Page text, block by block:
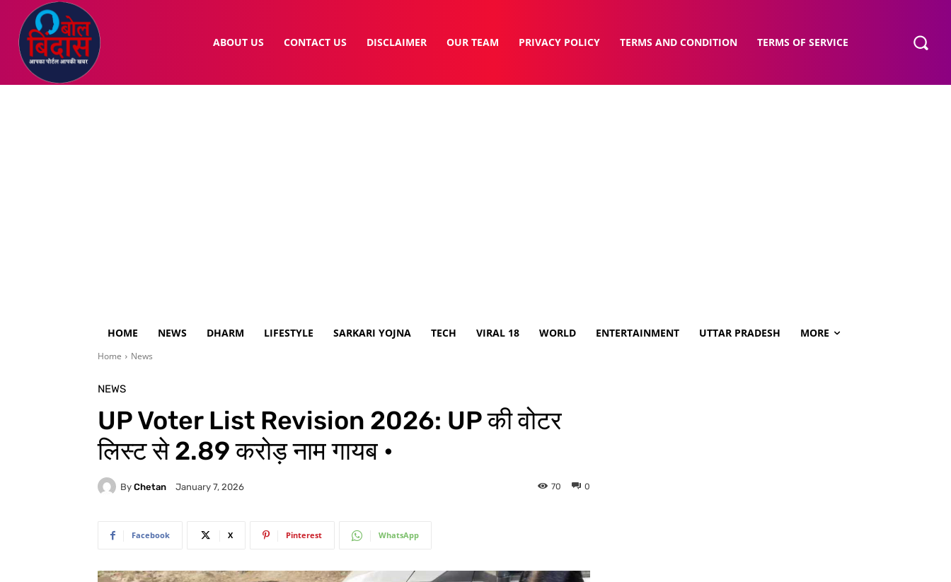
ABOUT US CONTACT US DISCLAIMER OUR TEAM PRIVACY POLICY TERMS AND CONDITION TERMS OF SERVICE
HOME NEWS DHARM LIFESTYLE SARKARI YOJNA TECH VIRAL 18 WORLD ENTERTAINMENT UTTAR PRADESH MORE
Home News
NEWS
UP Voter List Revision 2026: UP की वोटर
लिस्ट से 2.89 करोड़ नाम गायब •
By Chetan January 7, 2026 0
70
Facebook X Pinterest WhatsApp